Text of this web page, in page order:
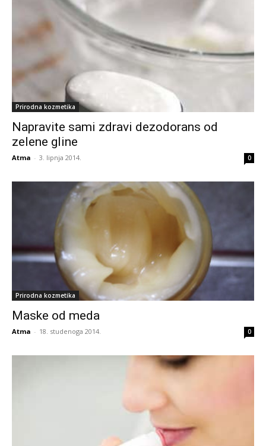
Prirodna kozmetika
Napravite sami zdravi dezodorans od
zelene gline
Atma - 3. lipnja 2014. 0
Prirodna kozmetika
Maske od meda
Atma - 18. studenoga 2014. 0